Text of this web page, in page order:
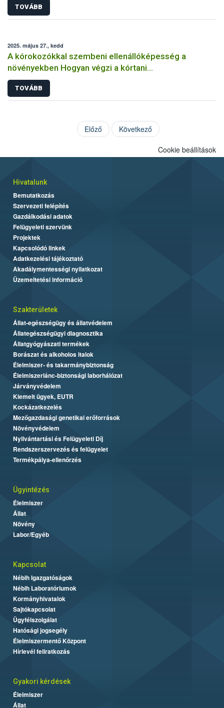
TOVÁBB
2025. május 27., kedd
A kórokozókkal szembeni ellenállóképesség a
növényekben Hogyan végzi a kórtani
rezisztenciavizsgálatokat a Nébih?
TOVÁBB
Előző Következő
Cookie beállítások
Hivatalunk
Bemutatkozás
Szervezeti felépítés
Gazdálkodási adatok
Felügyeleti szervünk
Projektek
Kapcsolódó linkek
Adatkezelési tájékoztató
Akadálymentességi nyilatkozat
Üzemeltetési információ
Szakterületek
Állat-egészségügy és állatvédelem
Állategészségügyi diagnosztika
Állatgyógyászati termékek
Borászat és alkoholos italok
Élelmiszer- és takarmánybiztonság
Élelmiszerlánc-biztonsági laborhálózat
Járványvédelem
Kiemelt ügyek, EUTR
Kockázatkezelés
Mezőgazdasági genetikai erőforrások
Növényvédelem
Nyilvántartási és Felügyeleti Díj
Rendszerszervezés és felügyelet
Termékpálya-ellenőrzés
Ügyintézés
Élelmiszer
Állat
Növény
Labor/Egyéb
Kapcsolat
Nébih Igazgatóságok
Nébih Laboratóriumok
Kormányhivatalok
Sajtókapcsolat
Ügyfélszolgálat
Hatósági jogsegély
Élelmiszermentő Központ
Hírlevél feliratkozás
Gyakori kérdések
Élelmiszer
Állat